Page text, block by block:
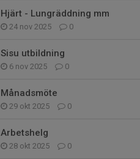
Hjärt - Lungräddning mm
24 nov 2025 0
Sisu utbildning
6 nov 2025 0
Månadsmöte
29 okt 2025 0
Arbetshelg
28 okt 2025 0